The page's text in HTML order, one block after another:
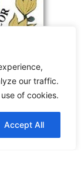
our traffic.
of cookies.
Accept Alla invitat
la şedinţa